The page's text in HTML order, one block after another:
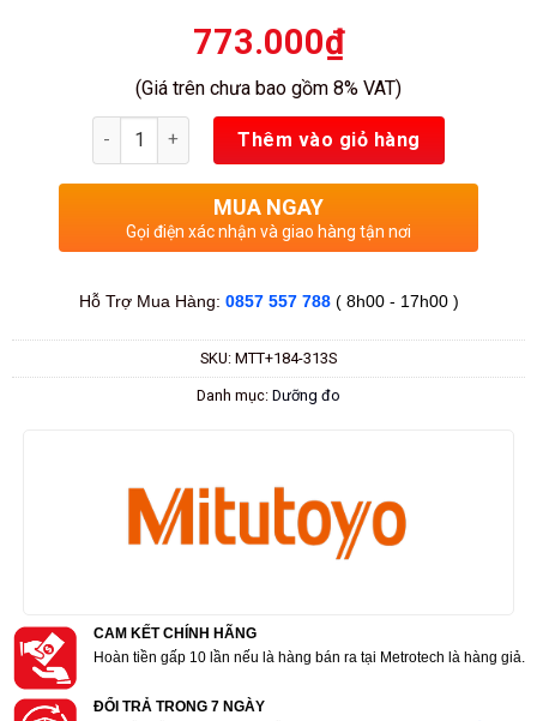
773.000₫
(Giá trên chưa bao gồm 8% VAT)
Số lượng Thêm vào giỏ hàng
MUA NGAY
Gọi điện xác nhận và giao hàng tận nơi
Hỗ Trợ Mua Hàng: 0857 557 788 ( 8h00 - 17h00 )
SKU: MTT+184-313S
Danh mục: Dưỡng đo
CAM KẾT CHÍNH HÃNG
Hoàn tiền gấp 10 lần nếu là hàng bán ra tại Metrotech là hàng giả.
ĐỔI TRẢ TRONG 7 NGÀY